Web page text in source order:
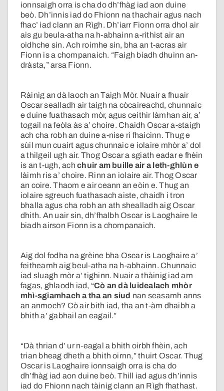
ionnsaigh orra is cha do dh’fhàg iad aon duine
beò. Dh’innis iad do Fhionn na thachair agus nach
fhac’ iad clann an Rìgh. Dh’iarr Fionn orra dhol air
ais gu beula-atha na h-abhainn a-rithist air an
oidhche sin. Ach roimhe sin, bha an t-acras air
Fionn is a chompanaich. “Faigh biadh dhuinn an-
dràsta,” arsa Fionn.
Ràinig an dà laoch an Taigh Mòr. Nuair a fhuair
Oscar sealladh air taigh na còcaireachd, chunnaic
e duine fuathasach mòr, agus ceithir làmhan air, a’
togail na feòla às a’ choire. Chaidh Oscar a-staigh
ach cha robh an duine a-nise ri fhaicinn. Thug e
sùil mun cuairt agus chunnaic e iolaire mhòr a’ dol
a thilgeil ugh air. Thog Oscar a sgiath eadar e fhèin
is an t-ugh, achchuir am buille air a leth-ghlùn e
làimh ris a’ choire. Rinn an iolaire air. Thog Oscar
an coire. Thaom e air ceann an eòin e. Thug an
iolaire sgreuch fuathasach aiste, chaidh i tron
bhalla agus cha robh an ath shealladh aig Oscar
dhith. An uair sin, dh’fhalbh Oscar is Laoghaire le
biadh airson Fionn is a chompanaich.
Aig dol fodha na grèine bha Oscar is Laoghaire a’
feitheamh aig beul-atha na h-abhainn. Chunnaic
iad sluagh mòr a’ tighinn. Nuair a thàinig iad am
fagas, ghlaodh iad, “Cò an dà luidealach mhòr
mhì-sgiamhach a tha an siud nan seasamh anns
an anmoch? Cò air bith iad, tha an t-àm dhaibh a
bhith a’ gabhail an eagail.”
“Dà thrian d’ ur n-eagal a bhith oirbh fhèin, ach
trian bheag dheth a bhith oirnn,” thuirt Oscar. Thug
Oscar is Laoghaire ionnsaigh orra is cha do
dh’fhàg iad aon duine beò. Thill iad agus dh’innis
iad do Fhionn nach tàinig clann an Rìgh fhathast.